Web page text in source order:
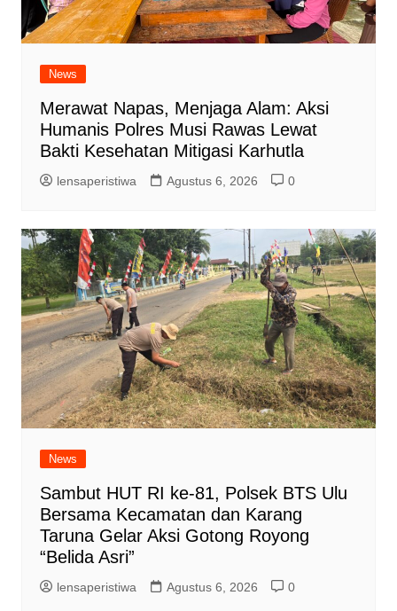
News
Merawat Napas, Menjaga Alam: Aksi
Humanis Polres Musi Rawas Lewat
Bakti Kesehatan Mitigasi Karhutla
lensaperistiwa Agustus 6, 2026 0
News
Sambut HUT RI ke-81, Polsek BTS Ulu
Bersama Kecamatan dan Karang
Taruna Gelar Aksi Gotong Royong
“Belida Asri”
lensaperistiwa Agustus 6, 2026 0